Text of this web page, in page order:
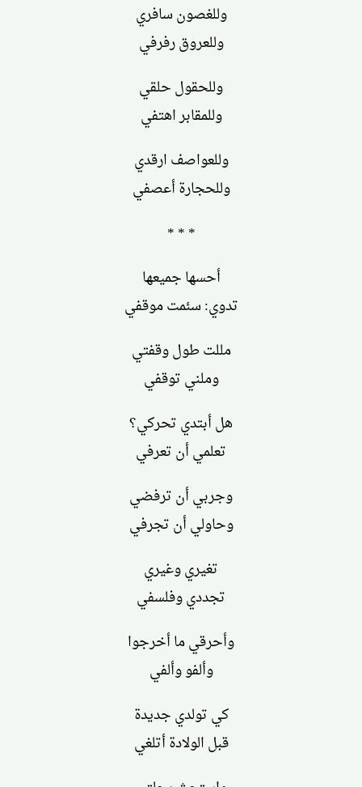
وللغصون سافري
وللعروق رفرفي
وللحقول حلقي
وللمقابر اهتفي
وللعواصف ارقدي
وللحجارة أعصفي
* * *
أحسها جميعها
تدوي: سئمت موقفي
مللت طول وقفتي
وملني توقفي
هل أبتدي تحركي؟
تعلمي أن تعرفي
وجربي أن ترفضي
وحاولي أن تجرفي
تغيري وغيري
تجددي وفلسفي
وأحرقي ما أخرجوا
وألفو وألفي
كي تولدي جديدة
قبل الولادة أتلغي